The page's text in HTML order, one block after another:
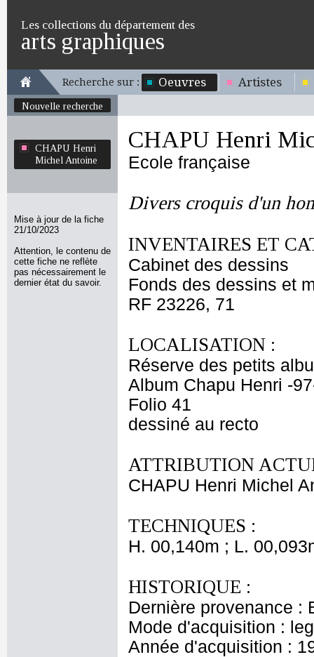
Les collections du département des
arts graphiques
Recherche sur : Oeuvres Artistes
Nouvelle recherche
CHAPU Henri
Michel Antoine
Mise à jour de la fiche
21/10/2023
Attention, le contenu de
cette fiche ne reflète
pas nécessairement le
dernier état du savoir.
CHAPU Henri
Ecole française
Divers croquis d'un
INVENTAIRES ET
Cabinet des dessins
Fonds des dessins et
RF 23226, 71
LOCALISATION :
Réserve des petits
Album Chapu Henri -
Folio 41
dessiné au recto
ATTRIBUTION
CHAPU Henri Michel
TECHNIQUES :
H. 00,140m ; L.
HISTORIQUE :
Dernière provenance :
Mode d'acquisition :
Année d'acquisition :